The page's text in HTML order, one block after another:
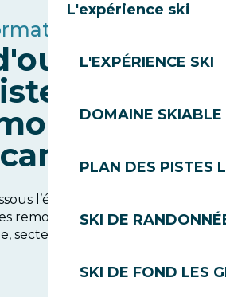
L'expérience ski
L'EXPÉRIENCE SKI
DOMAINE SKIABLE
PLAN DES PISTES
SKI DE
SKI DE FOND LES
live
et des
l’état d’ouverture détaillé
remontées mécaniques du
secteur par secteur.